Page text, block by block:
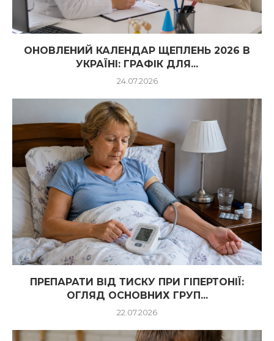
ОНОВЛЕНИЙ КАЛЕНДАР ЩЕПЛЕНЬ 2026 В
УКРАЇНІ: ГРАФІК ДЛЯ...
24.07.2026
ПРЕПАРАТИ ВІД ТИСКУ ПРИ ГІПЕРТОНІЇ:
ОГЛЯД ОСНОВНИХ ГРУП...
22.07.2026